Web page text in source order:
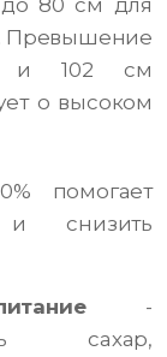
80 см для
Превышение
и 102 см
о высоком
помогает
и снизить
-
сахар,